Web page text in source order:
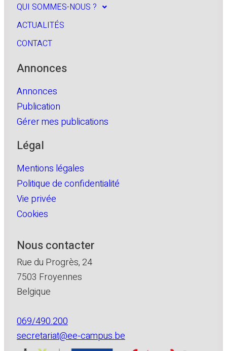
QUI SOMMES-NOUS ?
ACTUALITÉS
CONTACT
Annonces
Annonces
Publication
Gérer mes publications
Légal
Mentions légales
Politique de confidentialité
Vie privée
Cookies
Nous contacter
Rue du Progrès, 24
7503 Froyennes
Belgique
069/490.200
secretariat@ee-campus.be